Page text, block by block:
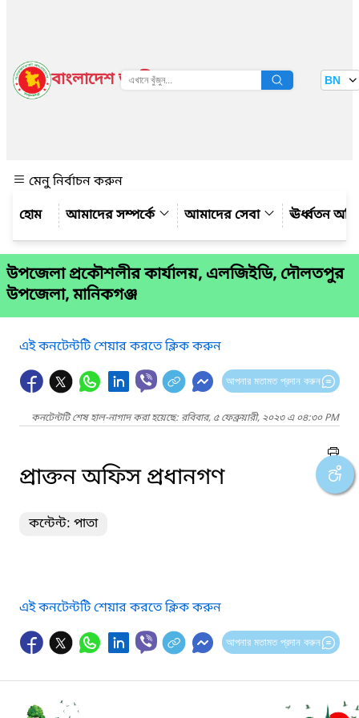
বাংলাদেশ জাতীয় তথ্য বাতায়ন BN
মেনু নির্বাচন করুন
আমাদের সম্পর্কে
আমাদের সেবা ঊর্ধ্বতন
উপজেলা প্রকৌশলীর কার্যালয়, এলজিইডি, দৌলতপুর
উপজেলা, মানিকগঞ্জ
এই কনটেন্টটি শেয়ার করতে ক্লিক করুন
আপনার মতামত প্রদান করুন
কনটেন্টটি শেষ হাল-নাগাদ করা হয়েছে: রবিবার, ৫ ফেব্রুয়ারী, ২০২৩ এ ০৪:৩০ PM
প্রাক্তন অফিস প্রধানগণ
কন্টেন্ট: পাতা
এই কনটেন্টটি শেয়ার করতে ক্লিক করুন
আপনার মতামত প্রদান করুন